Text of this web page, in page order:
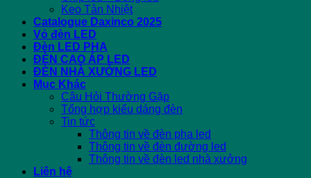
Keo Tản Nhiệt
Catalogue Daxinco 2025
Vỏ đèn LED
Đèn LED PHA
ĐÈN CAO ÁP LED
ĐÈN NHÀ XƯỞNG LED
Mục Khác
Câu Hỏi Thường Gặp
Tổng hợp kiểu dáng đèn
Tin tức
Thông tin về đèn pha led
Thông tin về đèn đường led
Thông tin về đèn led nhà xưởng
Liên hệ